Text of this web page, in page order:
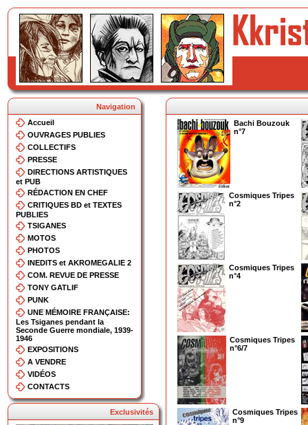
Navigation
Accueil
OUVRAGES PUBLIES
COLLECTIFS
PRESSE
DIRECTIONS ARTISTIQUES
et PUB
RÉDACTION EN CHEF
CRITIQUES BD et TEXTES
PUBLIES
TSIGANES
MOTOS
PHOTOS
INEDITS et AKROMEGALIE 2
COM. REVUE DE PRESSE
TONY GATLIF
PUNK
UNE MÉMOIRE FRANÇAISE:
Les Tsiganes pendant la
Seconde Guerre mondiale, 1939-
1946
EXPOSITIONS
A VENDRE
VIDÉOS
CONTACTS
Exclusivités
Bachi Bouzouk
n°7
Cosmiques Tripes
n°2
Cosmiques Tripes
n°4
Cosmiques Tripes
n°6/7
Cosmiques Tripes
n°9